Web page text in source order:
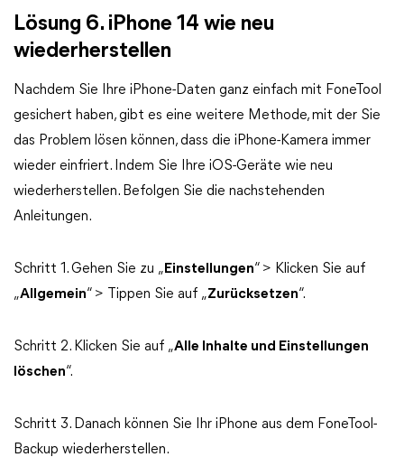
Lösung 6. iPhone 14 wie neu
wiederherstellen
Nachdem Sie Ihre iPhone-Daten ganz einfach mit FoneTool
gesichert haben, gibt es eine weitere Methode, mit der Sie
das Problem lösen können, dass die iPhone-Kamera immer
wieder einfriert. Indem Sie Ihre iOS-Geräte wie neu
wiederherstellen. Befolgen Sie die nachstehenden
Anleitungen.
Schritt 1. Gehen Sie zu „ Einstellungen“ > Klicken Sie auf
„Allgemein“ > Tippen Sie auf „Zurücksetzen“.
Schritt 2. Klicken Sie auf „Alle Inhalte und Einstellungen
löschen“.
Schritt 3. Danach können Sie Ihr iPhone aus dem FoneTool-
Backup wiederherstellen.